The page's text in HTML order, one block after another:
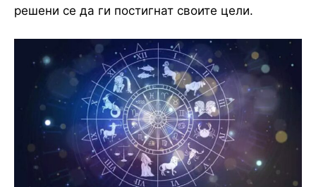
решени се да ги постигнат своите цели.